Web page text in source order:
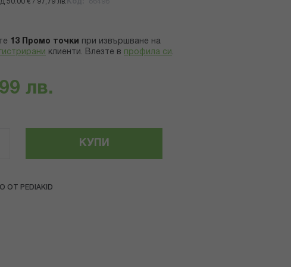
50.00 € / 97,79 лв.
13 Промо точки
при извършване на
клиенти. Влезте в профила си .
лв.
КУПИ
ОТ PEDIAKID